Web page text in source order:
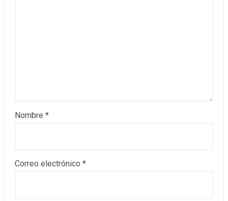
Nombre *
Correo electrónico *